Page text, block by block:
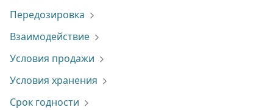
Передозировка
Взаимодействие
Условия продажи
Условия хранения
Срок годности